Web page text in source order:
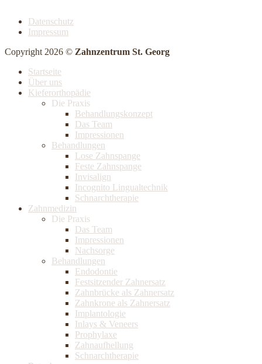
Datenschutz
Impressum
Copyright 2026 © Zahnzentrum St. Georg
Startseite
Über uns
Kieferorthopädie
Die Praxis
Behandlungskonzept
Das Team
Impressionen
Behandlungen
Lose Zahnspange
Feste Zahnspange
Invisalign
Incognito Lingualtechnik
Schnarchtherapie
Zahnmedizin
Die Praxis
Das Team
Impressionen
Nachsorge
Behandlungen
Endodontie
Festsitzender Zahnersatz
Zahnbrücke als Zahnersatz
Zahnkrone als Zahnersatz
Implantologie
Inlays & Veneers
Prophylaxe
Zahnaufhellung
Schnarchtherapie